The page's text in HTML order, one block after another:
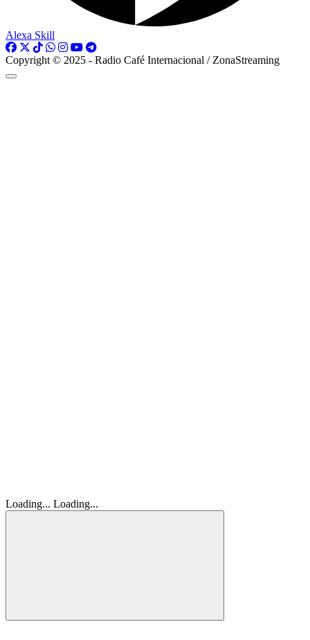
Alexa Skill
Copyright © 2025 - Radio Café Internacional / ZonaStreaming
Loading... Loading...